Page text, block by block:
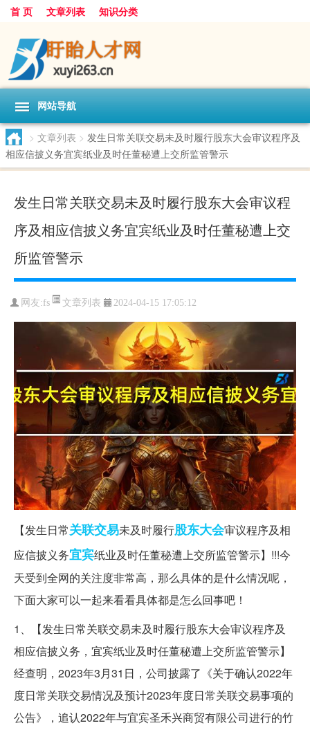
首 页 文章列表 知识分类
网站导航
> 文章列表 > 发生日常关联交易未及时履行股东大会审议程序及
相应信披义务宜宾纸业及时任董秘遭上交所监管警示
发生日常关联交易未及时履行股东大会审议程
序及相应信披义务宜宾纸业及时任董秘遭上交
所监管警示
网友:fs 文章列表 2024-04-15 17:05:12
【发生日常关联交易未及时履行股东大会审议程序及相
应信披义务宜宾纸业及时任董秘遭上交所监管警示】!!!今
天受到全网的关注度非常高，那么具体的是什么情况呢，
下面大家可以一起来看看具体都是怎么回事吧！
1、【发生日常关联交易未及时履行股东大会审议程序及
相应信披义务，宜宾纸业及时任董秘遭上交所监管警示】
经查明，2023年3月31日，公司披露了《关于确认2022年
度日常关联交易情况及预计2023年度日常关联交易事项的
公告》，追认2022年与宜宾圣禾兴商贸有限公司进行的竹